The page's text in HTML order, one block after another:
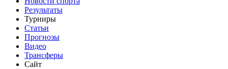
Результаты
Турниры
Статьи
Прогнозы
Видео
Трансферы
Сайт